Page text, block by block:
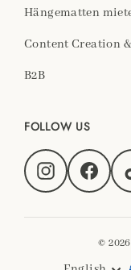
Hängematten
Content Creation
B2B
FOLLOW US
Instagram
©